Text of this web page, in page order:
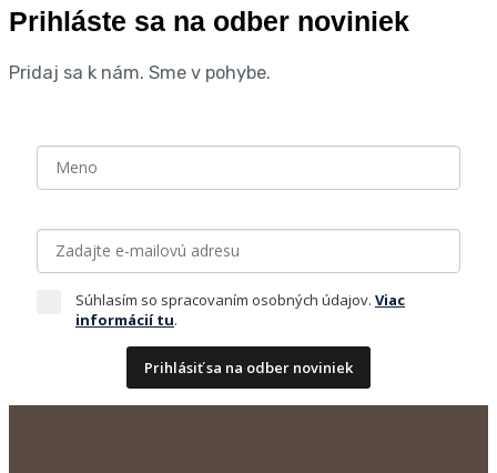
Prihláste sa na odber noviniek
Pridaj sa k nám. Sme v pohybe.
Súhlasím so spracovaním osobných údajov. Viac
informácií tu.
Prihlásiť sa na odber noviniek